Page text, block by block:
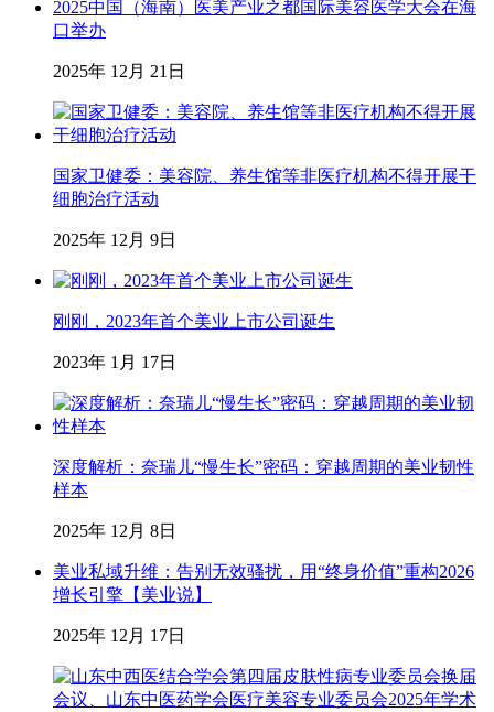
2025中国（海南）医美产业之都国际美容医学大会在海
口举办
2025年 12月 21日
国家卫健委：美容院、养生馆等非医疗机构不得开展干
细胞治疗活动
2025年 12月 9日
刚刚，2023年首个美业上市公司诞生
2023年 1月 17日
深度解析：奈瑞儿“慢生长”密码：穿越周期的美业韧性
样本
2025年 12月 8日
美业私域升维：告别无效骚扰，用“终身价值”重构2026
增长引擎【美业说】
2025年 12月 17日